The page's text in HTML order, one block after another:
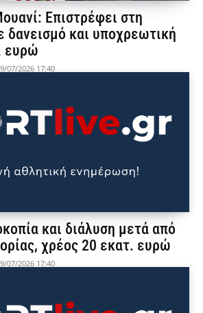
Επιστρέφει στη
δανεισμό και υποχρεωτική
ευρώ
07/2026 17:40
και διάλυση μετά από
χρέος 20 εκατ. ευρώ
07/2026 17:40